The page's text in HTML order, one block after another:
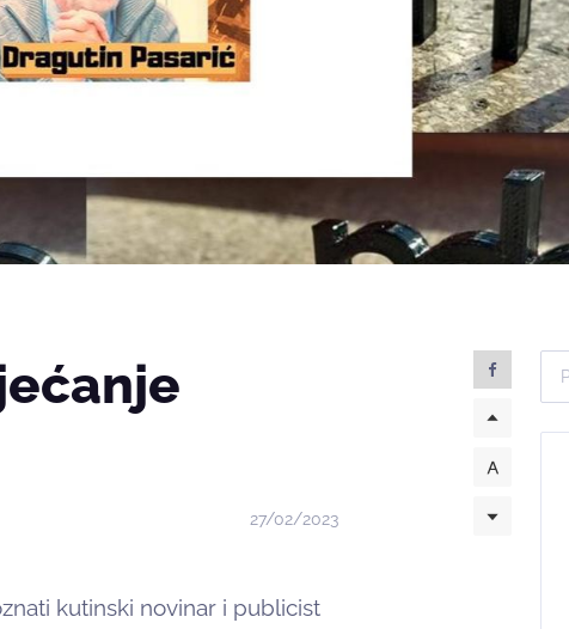
27/02/2023
kutinski novinar i publicist